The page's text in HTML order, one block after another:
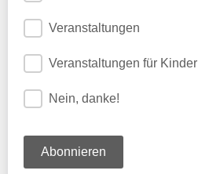
Veranstaltungen
Veranstaltungen für Kinder
Nein, danke!